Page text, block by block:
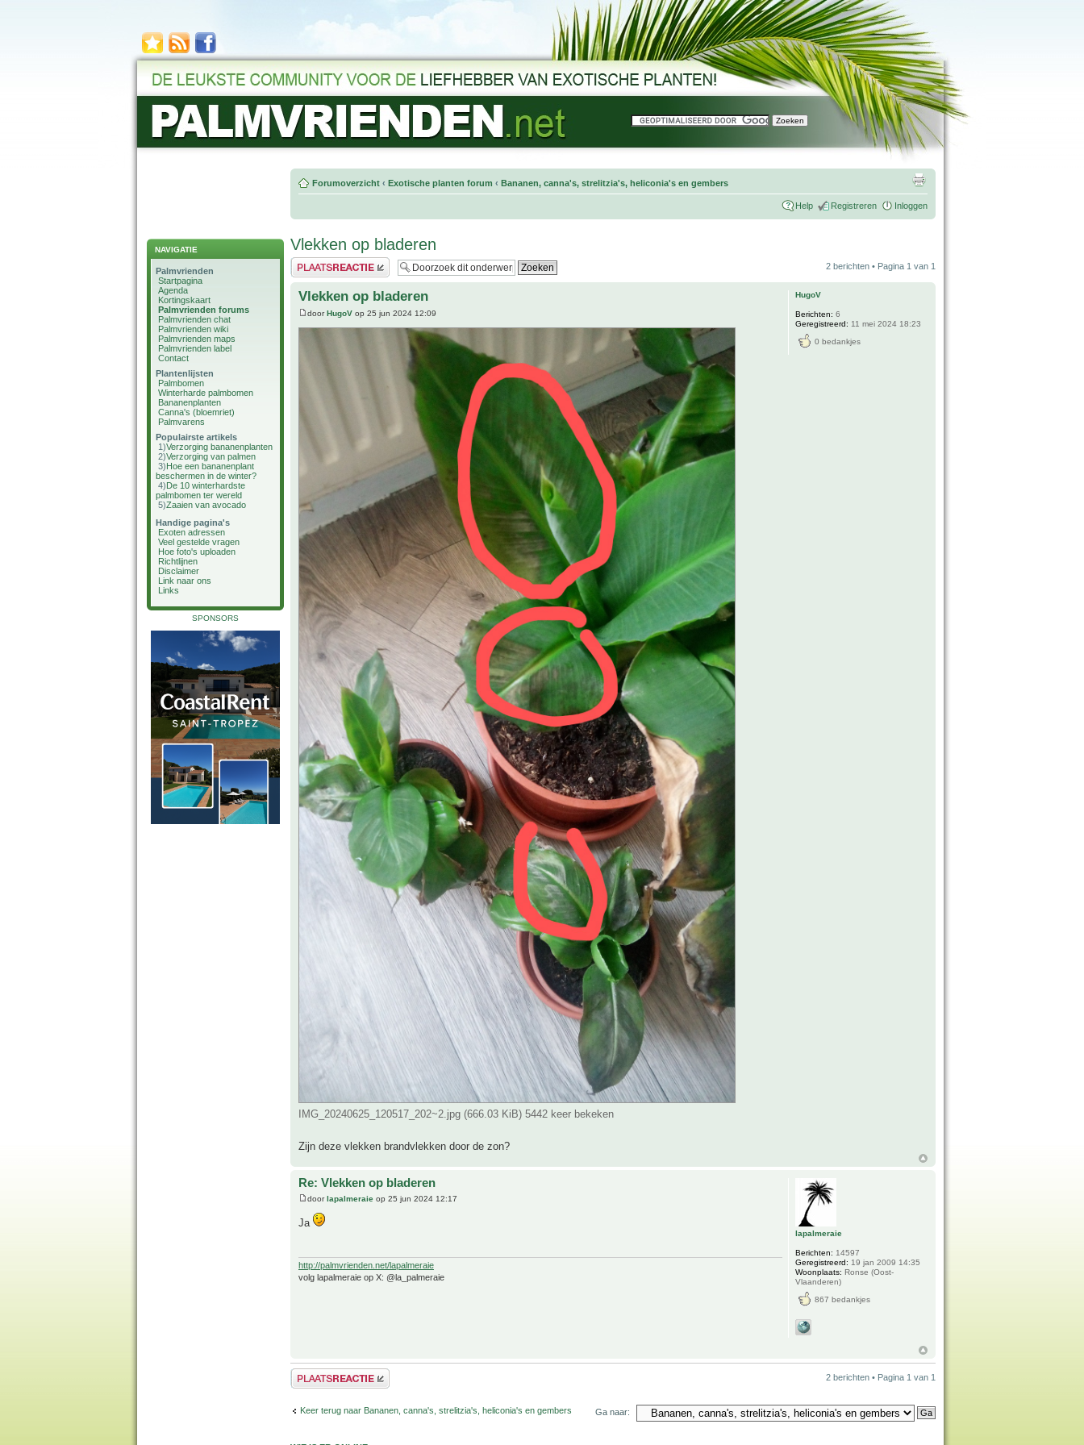
NAVIGATIE
Palmvrienden
Startpagina
Agenda
Kortingskaart
Palmvrienden forums
Palmvrienden chat
Palmvrienden wiki
Palmvrienden maps
Palmvrienden label
Contact
Plantenlijsten
Palmbomen
Winterharde palmbomen
Bananenplanten
Canna's (bloemriet)
Palmvarens
Populairste artikels
1)Verzorging bananenplanten
2)Verzorging van palmen
3)Hoe een bananenplant
beschermen in de winter?
4)De 10 winterhardste
palmbomen ter wereld
5)Zaaien van avocado
Handige pagina's
Exoten adressen
Veel gestelde vragen
Hoe foto's uploaden
Richtlijnen
Disclaimer
Link naar ons
Links
SPONSORS
Forumoverzicht ‹ Exotische planten forum ‹ Bananen, canna's, strelitzia's, heliconia's en gembers
Help Registreren Inloggen
Vlekken op bladeren
Plaats een reactie 2 berichten • Pagina 1 van 1
Vlekken op bladeren
doorHugoV op 25 jun 2024 12:09
IMG_20240625_120517_202~2.jpg (666.03 KiB) 5442 keer bekeken
Zijn deze vlekken brandvlekken door de zon?
HugoV
Berichten: 6
Geregistreerd: 11 mei 2024 18:23
0 bedankjes
Re: Vlekken op bladeren
doorlapalmeraie op 25 jun 2024 12:17
Ja
http://palmvrienden.net/lapalmeraie
volg lapalmeraie op X: @la_palmeraie
lapalmeraie
Berichten: 14597
Geregistreerd: 19 jan 2009 14:35
Woonplaats: Ronse (Oost-
Vlaanderen)
867 bedankjes
Plaats een reactie 2 berichten • Pagina 1 van 1
Keer terug naar Bananen, canna's, strelitzia's, heliconia's en gembers Ga naar: